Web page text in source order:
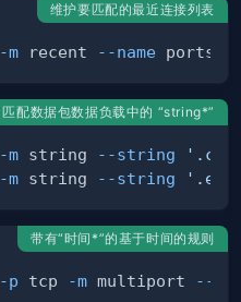
维护要匹配的最近连接列表
-m recent --name
匹配数据包数据负载中的 “string*”
-m string --string
-m string --string
带有“时间*”的基于时间的规则
-p tcp -m multiport --